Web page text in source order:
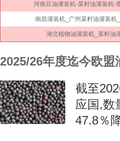
河南豆油灌装机-菜籽油灌装机-
南昌灌装机_广州菜籽油灌装机
湖北植物油灌装机_菜籽油
2025/26年度迄今欧
截至
应国,数
47.8％